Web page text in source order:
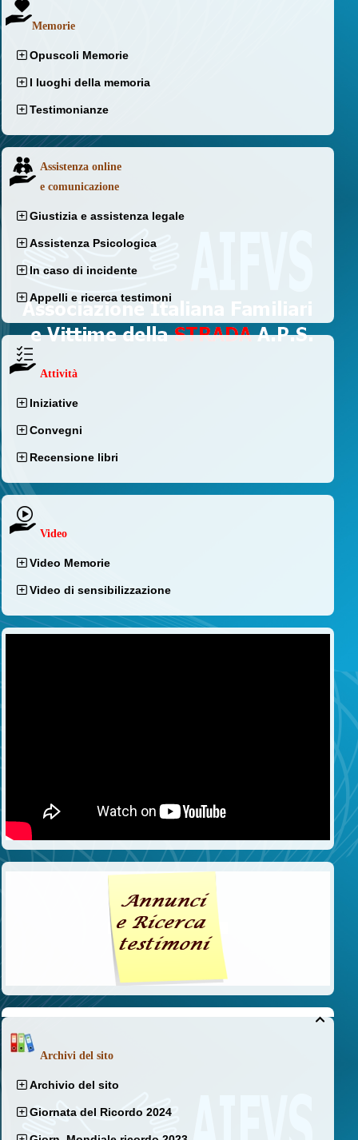
Memorie
Opuscoli Memorie
I luoghi della memoria
Testimonianze
Assistenza online
e comunicazione
Giustizia e assistenza legale
Assistenza Psicologica
In caso di incidente
Appelli e ricerca testimoni
Attività
Iniziative
Convegni
Recensione libri
Video
Video Memorie
Video di sensibilizzazione

Archivi del sito
Archivio del sito
Giornata del Ricordo 2024